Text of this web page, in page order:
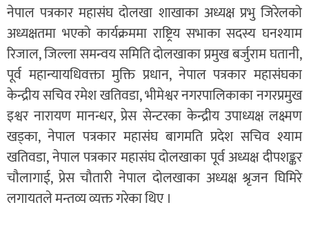
नेपाल पत्रकार महासंघ दोलखा शाखाका अध्यक्ष प्रभु जिरेलको
अध्यक्षतमा भएको कार्यक्रममा राष्ट्रिय सभाका सदस्य घनश्याम
रिजाल, जिल्ला समन्वय समिति दोलखाका प्रमुख बर्जुराम घतानी,
पूर्व महान्यायधिवक्ता मुक्ति प्रधान, नेपाल पत्रकार महासंघका
केन्द्रीय सचिव रमेश खतिवडा, भीमेश्वर नगरपालिकाका नगरप्रमुख
इश्वर नारायण मानन्धर, प्रेस सेन्टरका केन्द्रीय उपाध्यक्ष लक्ष्मण
खड्का, नेपाल पत्रकार महासंघ बागमति प्रदेश सचिव श्याम
खतिवडा, नेपाल पत्रकार महासंघ दोलखाका पूर्व अध्यक्ष दीपशङ्कर
चौलागाई, प्रेस चौतारी नेपाल दोलखाका अध्यक्ष श्रृजन घिमिरे
लगायतले मन्तव्य व्यक्त गरेका थिए ।